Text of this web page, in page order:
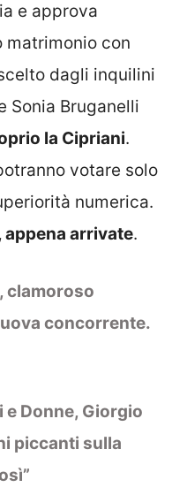
e approva
con
dagli inquilini
Sonia Bruganelli
la Cipriani.
votare solo
numerica.
appena arrivate.
clamoroso
concorrente.
e Donne, Giorgio
piccanti sulla